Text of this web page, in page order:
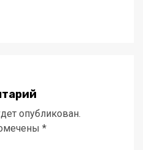
опубликован.
*